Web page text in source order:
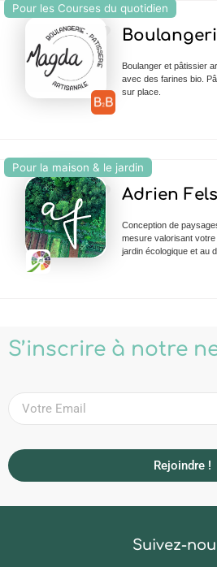
Pour les Courses du quotidien
Boulanger et pâtissier
avec des farines bio.
sur place.
Pour la maison & le jardin
Conception de
mesure valorisant
jardin écologique et au
S’inscrire à notre
Rejoindre !
Suivez-